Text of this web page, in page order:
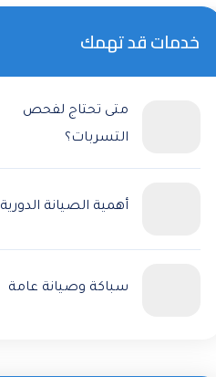
خدمات قد تهمك
متى تحتاج لفحص
التسربات؟
أهمية الصيانة الدورية
سباكة وصيانة عامة